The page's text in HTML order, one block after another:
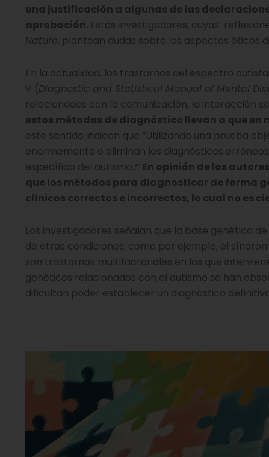
una justificación a algunas de las
aprobación. Estos investigadores, cuyas
Nature, plantean dudas sobre los aspectos éticos
En la actualidad, los trastornos del espectro
V (Diagnostic and Statistical Manual of Mental
relacionados con la comunicación, la interacción
estos métodos de diagnóstico llevan a que
este sentido indican que “Utilizando una prueba
enormemente o eliminan los diagnósticos
específico del autismo.” En opinión de los
que los métodos para diagnosticar de forma
clínicos correctos e incorrectos, lo cual no es
Los investigadores señalan que la base genética
de otras condiciones, como por ejemplo, el
son trastornos multifactoriales en los que
genéticos relacionados con el autismo se han
dificultan poder establecer un diagnóstico